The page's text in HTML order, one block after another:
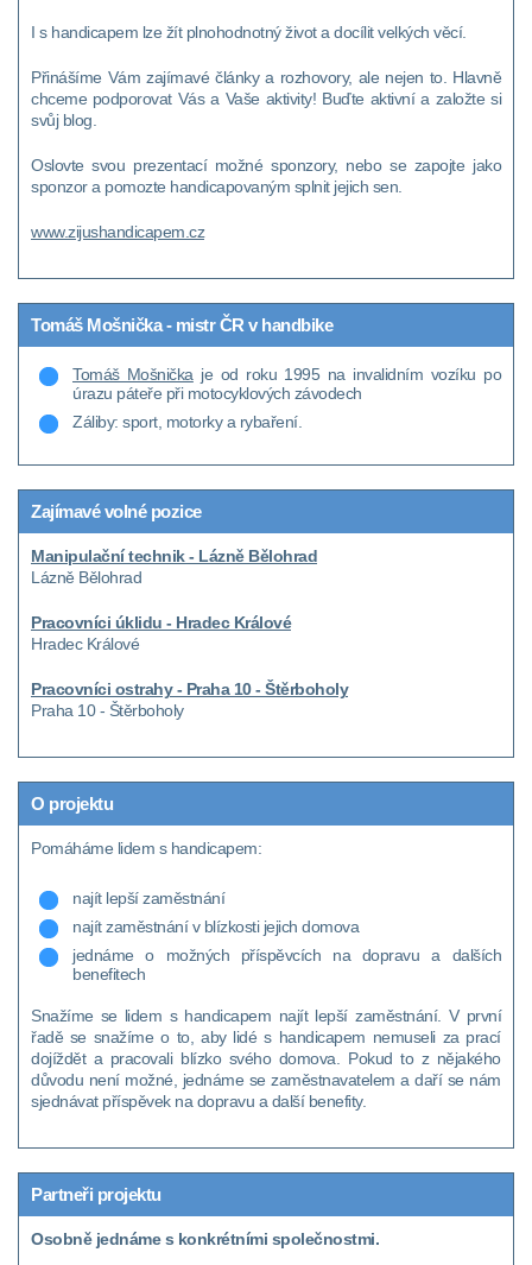
I s handicapem lze žít plnohodnotný život a docílit velkých věcí.
Přinášíme Vám zajímavé články a rozhovory, ale nejen to. Hlavně
chceme podporovat Vás a Vaše aktivity! Buďte aktivní a založte si
svůj blog.
Oslovte svou prezentací možné sponzory, nebo se zapojte jako
sponzor a pomozte handicapovaným splnit jejich sen.
www.zijushandicapem.cz
Tomáš Mošnička - mistr ČR v handbike
Tomáš Mošnička je od roku 1995 na invalidním vozíku po
úrazu páteře při motocyklových závodech
Záliby: sport, motorky a rybaření.
Zajímavé volné pozice
Manipulační technik - Lázně Bělohrad
Lázně Bělohrad
Pracovníci úklidu - Hradec Králové
Hradec Králové
Pracovníci ostrahy - Praha 10 - Štěrboholy
Praha 10 - Štěrboholy
O projektu
Pomáháme lidem s handicapem:
najít lepší zaměstnání
najít zaměstnání v blízkosti jejich domova
jednáme o možných příspěvcích na dopravu a dalších
benefitech
Snažíme se lidem s handicapem najít lepší zaměstnání. V první
řadě se snažíme o to, aby lidé s handicapem nemuseli za prací
dojíždět a pracovali blízko svého domova. Pokud to z nějakého
důvodu není možné, jednáme se zaměstnavatelem a daří se nám
sjednávat příspěvek na dopravu a další benefity.
Partneři projektu
Osobně jednáme s konkrétními společnostmi.